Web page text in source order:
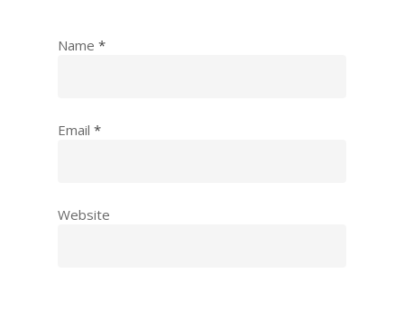
Name *
Email *
Website